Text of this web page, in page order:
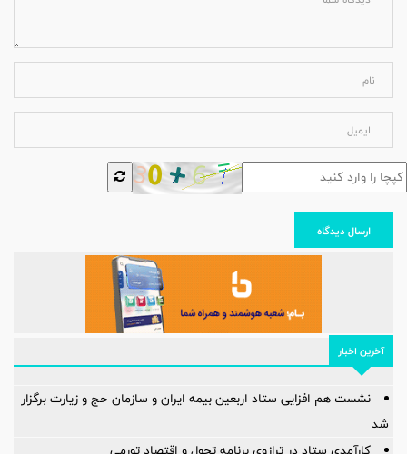
ارسال دیدگاه
آخرین اخبار
نشست هم افزایی ستاد اربعین بیمه ایران و سازمان حج و زیارت برگزار
شد